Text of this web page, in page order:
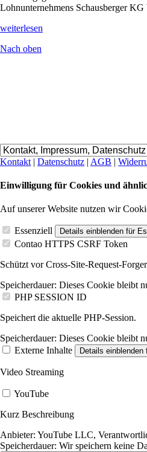
Lohnunternehmens Schausberger
weiterlesen
Nach oben
Kontakt | Datenschutz | AGB |
Einwilligung für Cookies und
Auf unserer Website nutzen wir
Essenziell Details einblenden für
Contao HTTPS CSRF Token
Schützt vor Cross-Site-Request-
Speicherdauer: Dieses Cookie bleibt
PHP SESSION ID
Speichert die aktuelle PHP-Session.
Speicherdauer: Dieses Cookie bleibt
Externe Inhalte
Details einblenden
Video Streaming
YouTube
Kurz Beschreibung
Anbieter: YouTube LLC,
Speicherdauer: Wir speichern keine